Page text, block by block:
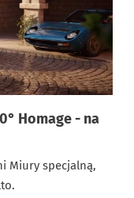
Homage - na
Miury specjalną,